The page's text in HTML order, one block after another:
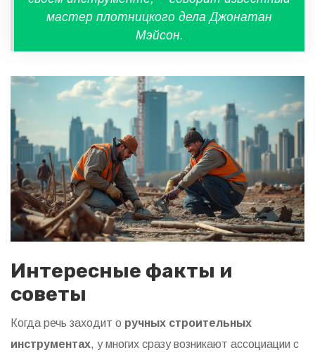
мастер плотницкого дела Джонатан
Мэйсон.
Интересные факты и
советы
Когда речь заходит о ручных строительных
инструментах, у многих сразу возникают ассоциации с